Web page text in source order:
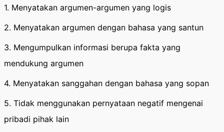
1. Menyatakan argumen-argumen yang logis
2. Menyatakan argumen dengan bahasa yang santun
3. Mengumpulkan informasi berupa fakta yang
mendukung argumen
4. Menyatakan sanggahan dengan bahasa yang sopan
5. Tidak menggunakan pernyataan negatif mengenai
pribadi pihak lain